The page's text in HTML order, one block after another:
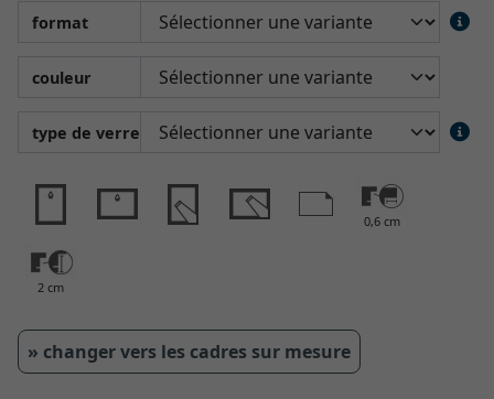
format
couleur
type de verre
0,6 cm
2 cm
» changer vers les cadres sur mesure